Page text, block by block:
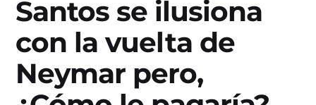
Santos se ilusiona
con la vuelta de
Neymar pero,